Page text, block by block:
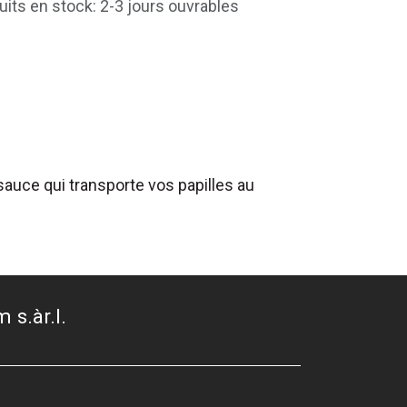
en stock: 2-3 jours ouvrables
qui transporte vos papilles au
s.àr.l.